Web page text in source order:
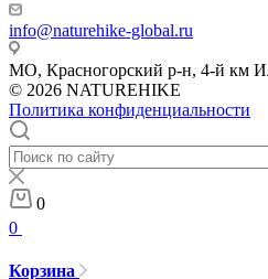
info@naturehike-global.ru
МО, Красногорский р-н, 4-й км
© 2026 NATUREHIKE
Политика конфиденциальности
0
0
Корзина